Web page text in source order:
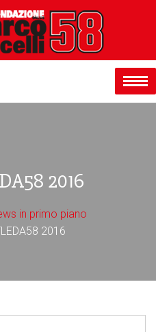
2016
in primo piano
2016